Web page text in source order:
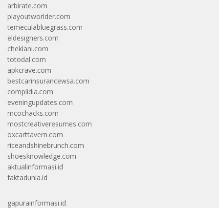
arbirate.com
playoutworlder.com
temeculabluegrass.com
eldesigners.com
cheklani.com
totodal.com
apkcrave.com
bestcarinsurancewsa.com
complidia.com
eveningupdates.com
mcochacks.com
mostcreativeresumes.com
oxcarttavern.com
riceandshinebrunch.com
shoesknowledge.com
aktualinformasi.id
faktadunia.id
gapurainformasi.id